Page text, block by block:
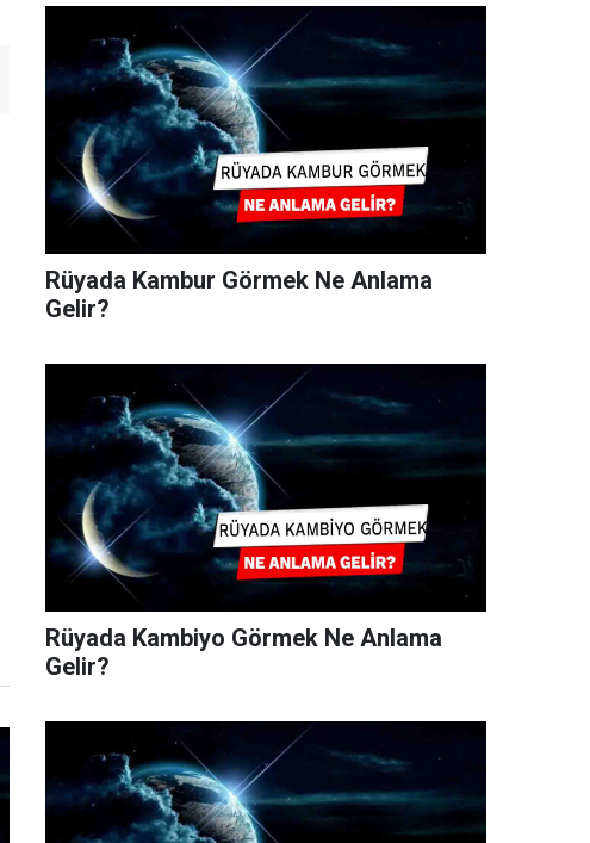
Rüyada Kambur Görmek Ne Anlama
Gelir?
Rüyada Kambiyo Görmek Ne Anlama
Gelir?